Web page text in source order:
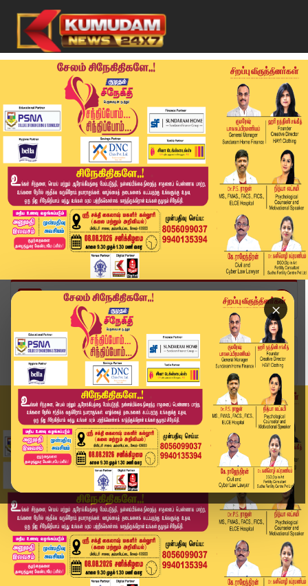
×
Home
வீடியோ ஸ்டோரி
நிபா வைரஸ் என்றால் என்ன..? | VIRUS | Kumudam News